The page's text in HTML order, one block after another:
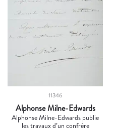
11346
Alphonse Milne-Edwards
Alphonse Milne-Edwards publie
les travaux d’un confrère